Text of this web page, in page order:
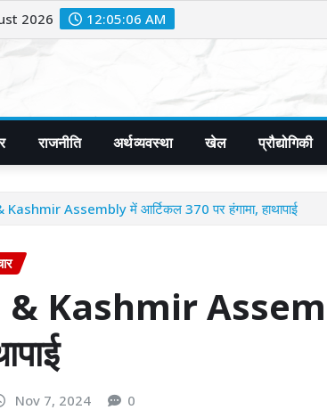
2026 12:05:07 AM
राजनीति अर्थव्यवस्था खेल प्रौद्योगिकी
Assembly में आर्टिकल 370 पर हंगामा, हाथापाई
Kashmir
Nov 7, 2024 0